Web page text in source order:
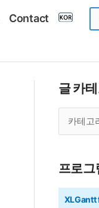
Contact
색
상
글 카
리
프로그
XLGantt